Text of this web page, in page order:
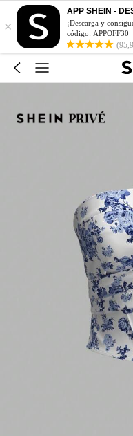
×
APP SHEIN -
¡Descarga y
código: APPOFF30